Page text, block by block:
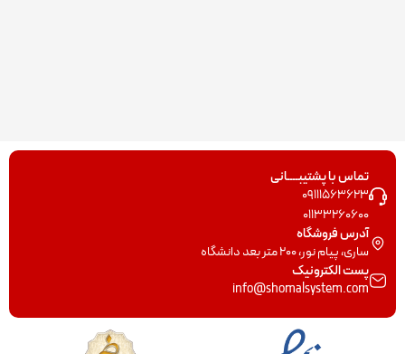
تماس با پشتیبــــانی
09111563623
01133260600
آدرس فروشگاه
ساری، پیام نور، 200 متر بعد دانشگاه
پست الکترونیک
info@shomalsystem.com